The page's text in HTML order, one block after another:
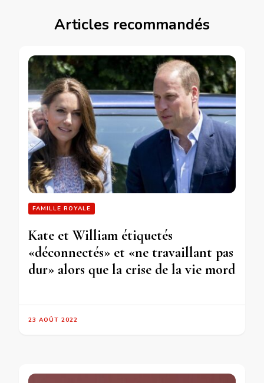
Articles recommandés
FAMILLE ROYALE
Kate et William étiquetés
«déconnectés» et «ne travaillant pas
dur» alors que la crise de la vie mord
23 AOÛT 2022